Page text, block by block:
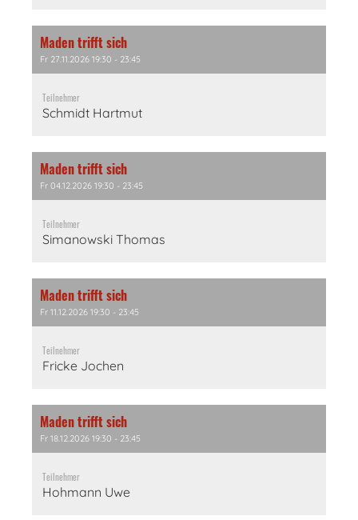
Maden trifft sich
Fr 27.11.2026 19:30 - 23:45
Teilnehmer
Schmidt Hartmut
Maden trifft sich
Fr 04.12.2026 19:30 - 23:45
Teilnehmer
Simanowski Thomas
Maden trifft sich
Fr 11.12.2026 19:30 - 23:45
Teilnehmer
Fricke Jochen
Maden trifft sich
Fr 18.12.2026 19:30 - 23:45
Teilnehmer
Hohmann Uwe